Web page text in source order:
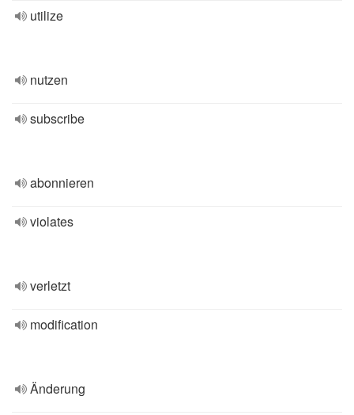
utilize
nutzen
subscribe
abonnieren
violates
verletzt
modification
Änderung